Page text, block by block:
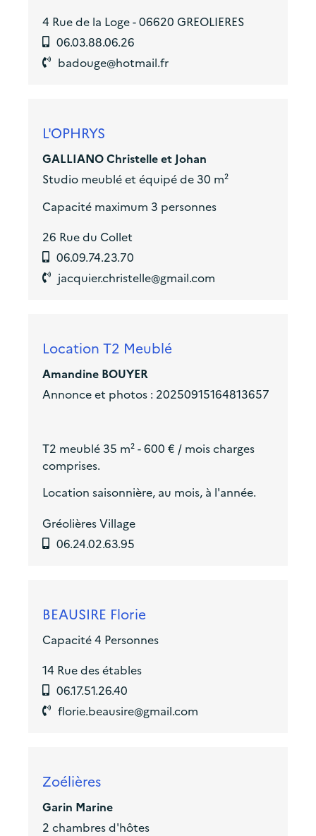
4 Rue de la Loge - 06620 GREOLIERES
06.03.88.06.26
badouge@hotmail.fr
L'OPHRYS
GALLIANO Christelle et Johan
Studio meublé et équipé de 30 m²
Capacité maximum 3 personnes
26 Rue du Collet
06.09.74.23.70
jacquier.christelle@gmail.com
Location T2 Meublé
Amandine BOUYER
Annonce et photos : 20250915164813657
T2 meublé 35 m² - 600 € / mois charges
comprises.
Location saisonnière, au mois, à l'année.
Gréolières Village
06.24.02.63.95
BEAUSIRE Florie
Capacité 4 Personnes
14 Rue des étables
06.17.51.26.40
florie.beausire@gmail.com
Zoélières
Garin Marine
2 chambres d'hôtes